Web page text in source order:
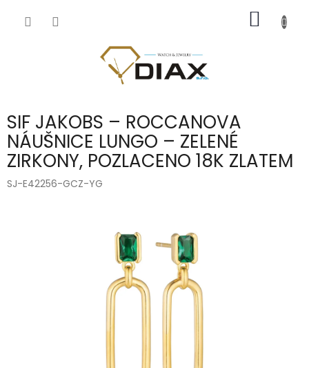
KOŠÍK
SIF JAKOBS – ROCCANOVA
NÁUŠNICE LUNGO – ZELENÉ
ZIRKONY, POZLACENO 18K ZLATEM
SJ-E42256-GCZ-YG